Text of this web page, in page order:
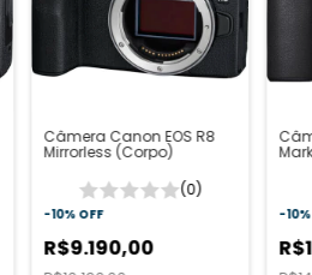
Câmera Canon EOS R8
Mirrorless (Corpo)
(0)
-10% OFF
R$9.190,00
-10